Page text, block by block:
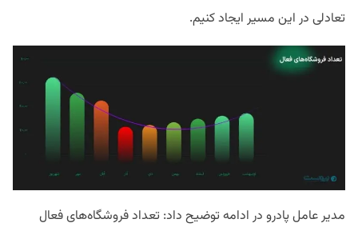
تعادلی در این مسیر ایجاد کنیم.
مدیر عامل پادرو در ادامه توضیح داد: تعداد فروشگاه‌های فعال